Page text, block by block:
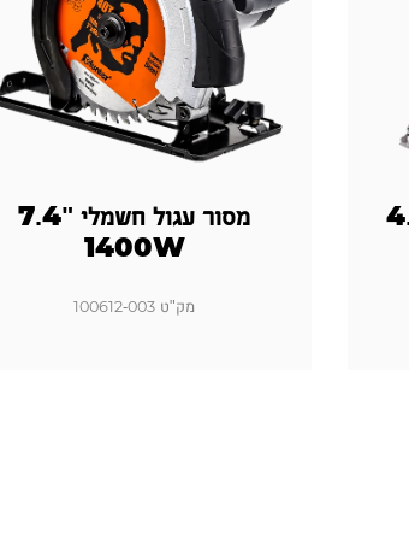
חשמלי "4.5
מסור עגול חשמלי "7.4
1400W
מק"ט 100612-003